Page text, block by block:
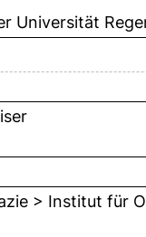
Universität
> Institut für